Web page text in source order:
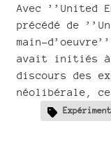
Avec ’’United
précédé de
main-
avait initiés à
discours des
néolibérale,